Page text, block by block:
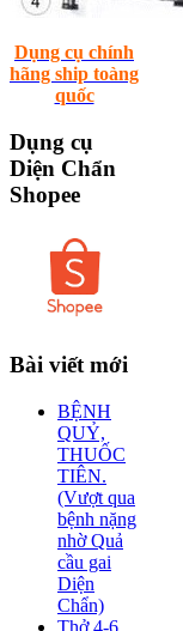
Dụng cụ chính
hãng ship toàng
quốc
Dụng cụ
Diện Chẩn
Shopee
Bài viết mới
BỆNH
QUỶ,
THUỐC
TIÊN.
(Vượt qua
bệnh nặng
nhờ Quả
cầu gai
Diện
Chẩn)
Thở 4-6